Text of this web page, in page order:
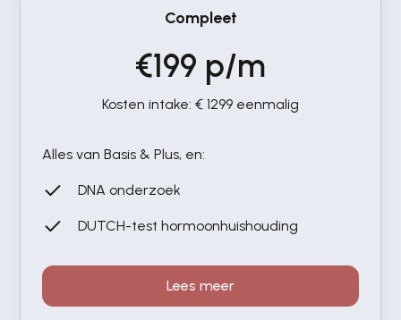
Compleet
€199 p/m
Kosten intake: € 1299 eenmalig
Alles van Basis & Plus, en:
DNA onderzoek
DUTCH-test hormoonhuishouding
Lees meer